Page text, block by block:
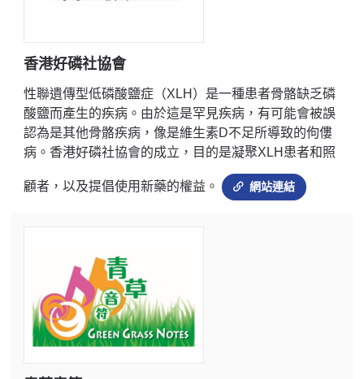
香港好磷社協會
性聯遺傳型低磷酸鹽症（XLH）是一種患者骨骼缺乏磷
酸鹽而產生的疾病。由於這是罕見疾病，有可能會被誤
認為是其他骨骼疾病，像是維生素D不足所導致的佝僂
病。香港好磷社協會的成立，目的是凝聚XLH患者和照
顧者，以及提倡使用新藥的權益。 網站連結